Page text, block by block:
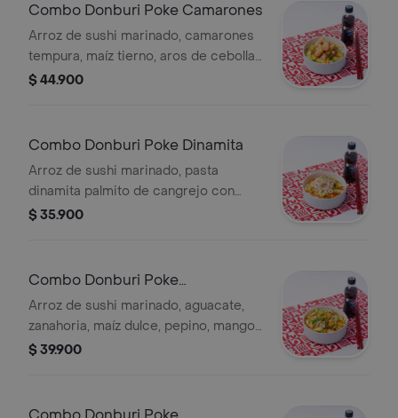
Combo Donburi Poke Camarones
Arroz de sushi marinado, camarones
tempura, maíz tierno, aros de cebolla,
aguacate, zanahoria, ajonjolí, cebollín,
$ 44.900
Combo Donburi Poke Dinamita
Arroz de sushi marinado, pasta
dinamita palmito de cangrejo con
mayonesa aguacate, plátano maduro,
$ 35.900
Combo Donburi Poke
Vegetariano
Arroz de sushi marinado, aguacate,
zanahoria, maíz dulce, pepino, mango,
cebolla crispy, ajonjolí, cebollín, salsa
$ 39.900